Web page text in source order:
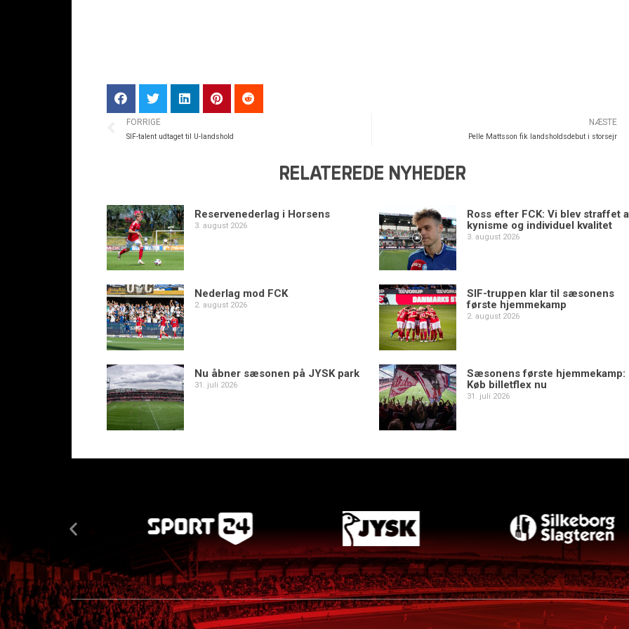
FORRIGE
SIF-talent udtaget til U-landshold
NÆSTE
Pelle Mattsson fik landsholdsdebut i storsejr
RELATEREDE NYHEDER
Reservenederlag i Horsens
3. august 2026
Ross efter FCK: Vi blev straffet
kynisme og individuel kvalitet
3. august 2026
Nederlag mod FCK
2. august 2026
SIF-truppen klar til sæsonens
første hjemmekamp
2. august 2026
Nu åbner sæsonen på JYSK park
31. juli 2026
Sæsonens første hjemmekamp:
Køb billetflex nu
31. juli 2026